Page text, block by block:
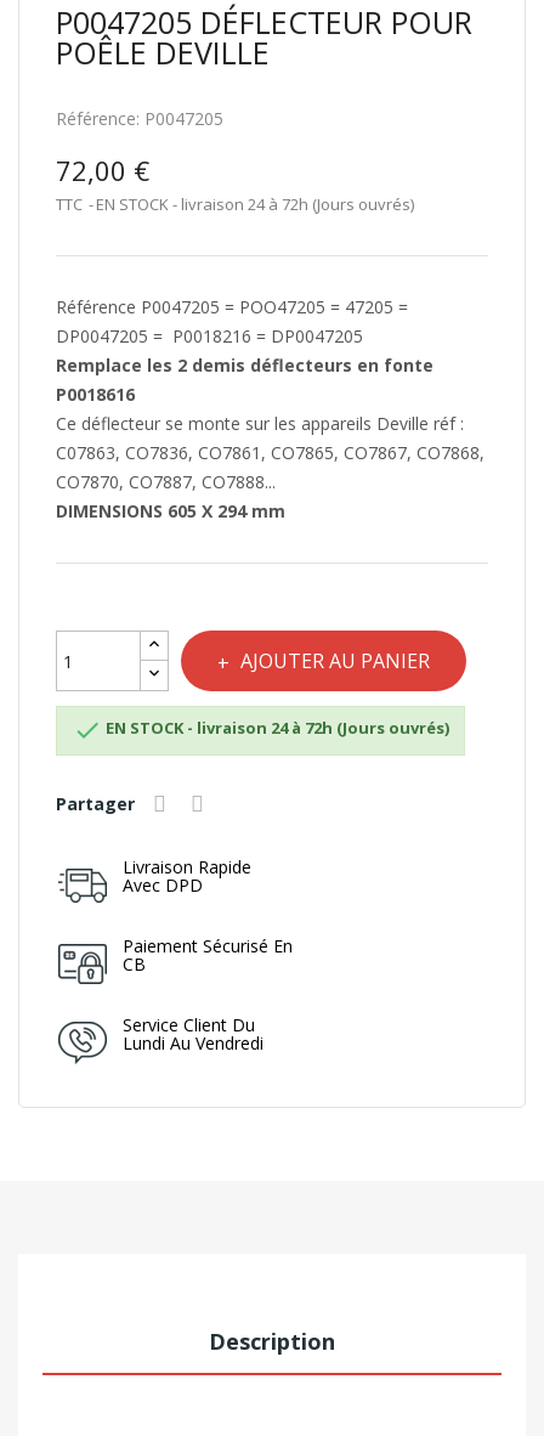
P0047205 DÉFLECTEUR POUR
POÊLE DEVILLE
Référence: P0047205
72,00 €
TTC EN STOCK - livraison 24 à 72h (Jours ouvrés)
Référence P0047205 = POO47205 = 47205 =
DP0047205 = P0018216 = DP0047205
Remplace les 2 demis déflecteurs en fonte
P0018616
Ce déflecteur se monte sur les appareils Deville réf :
C07863, CO7836, CO7861, CO7865, CO7867, CO7868,
CO7870, CO7887, CO7888...
DIMENSIONS 605 X 294 mm
AJOUTER AU PANIER
 EN STOCK - livraison 24 à 72h (Jours ouvrés)
Partager
Livraison Rapide
Avec DPD
Paiement Sécurisé En
CB
Service Client Du
Lundi Au Vendredi
Description